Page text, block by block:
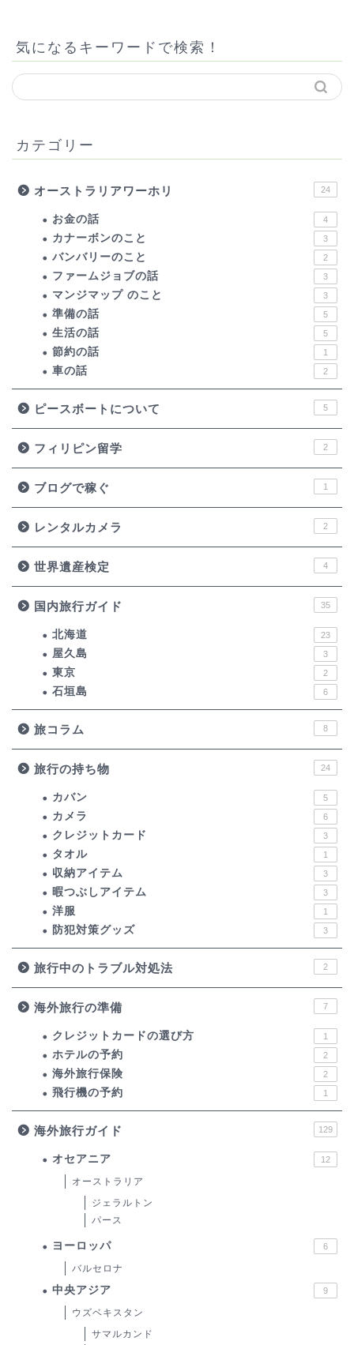
気になるキーワードで検索！
カテゴリー
オーストラリアワーホリ 24
お金の話 4
カナーボンのこと 3
バンバリーのこと 2
ファームジョブの話 3
マンジマップ のこと 3
準備の話 5
生活の話 5
節約の話 1
車の話 2
ピースボートについて 5
フィリピン留学 2
ブログで稼ぐ 1
レンタルカメラ 2
世界遺産検定 4
国内旅行ガイド 35
北海道 23
屋久島 3
東京 2
石垣島 6
旅コラム 8
旅行の持ち物 24
カバン 5
カメラ 6
クレジットカード 3
タオル 1
収納アイテム 3
暇つぶしアイテム 3
洋服 1
防犯対策グッズ 3
旅行中のトラブル対処法 2
海外旅行の準備 7
クレジットカードの選び方 1
ホテルの予約 2
海外旅行保険 2
飛行機の予約 1
海外旅行ガイド 129
オセアニア 12
オーストラリア
ジェラルトン
パース
ヨーロッパ 6
バルセロナ
中央アジア 9
ウズベキスタン
サマルカンド